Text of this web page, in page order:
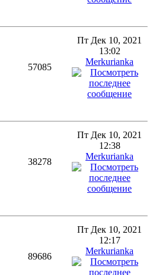
57085
Пт Дек 10, 2021
13:02
Merkurianka
38278
Пт Дек 10, 2021
12:38
Merkurianka
89686
Пт Дек 10, 2021
12:17
Merkurianka